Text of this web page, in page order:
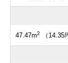
47.47m2 （14.35